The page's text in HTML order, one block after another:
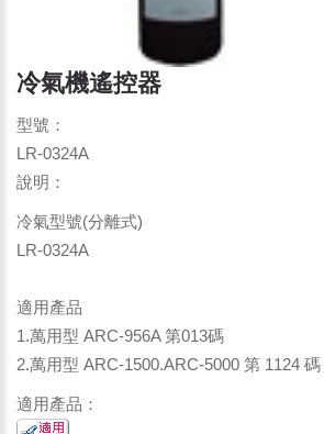
冷氣機遙控器
型號：
LR-0324A
說明：
冷氣型號(分離式)
LR-0324A
適用產品
1.萬用型 ARC-956A 第013碼
2.萬用型 ARC-1500.ARC-5000 第 1124 碼
適用產品：